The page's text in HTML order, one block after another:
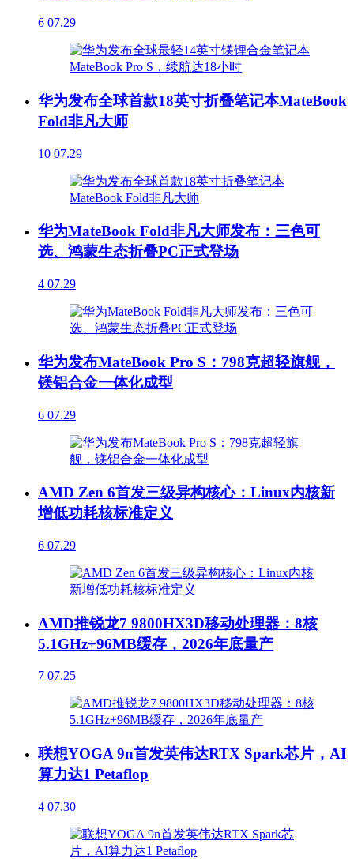
6 07.29
华为发布全球首款18英寸折叠笔记本MateBook
Fold非凡大师
10 07.29
华为MateBook Fold非凡大师发布：三色可
选、鸿蒙生态折叠PC正式登场
4 07.29
华为发布MateBook Pro S：798克超轻旗舰，
镁铝合金一体化成型
6 07.29
AMD Zen 6首发三级异构核心：Linux内核新
增低功耗核标准定义
6 07.29
AMD推锐龙7 9800HX3D移动处理器：8核
5.1GHz+96MB缓存，2026年底量产
7 07.25
联想YOGA 9n首发英伟达RTX Spark芯片，AI
算力达1 Petaflop
4 07.30